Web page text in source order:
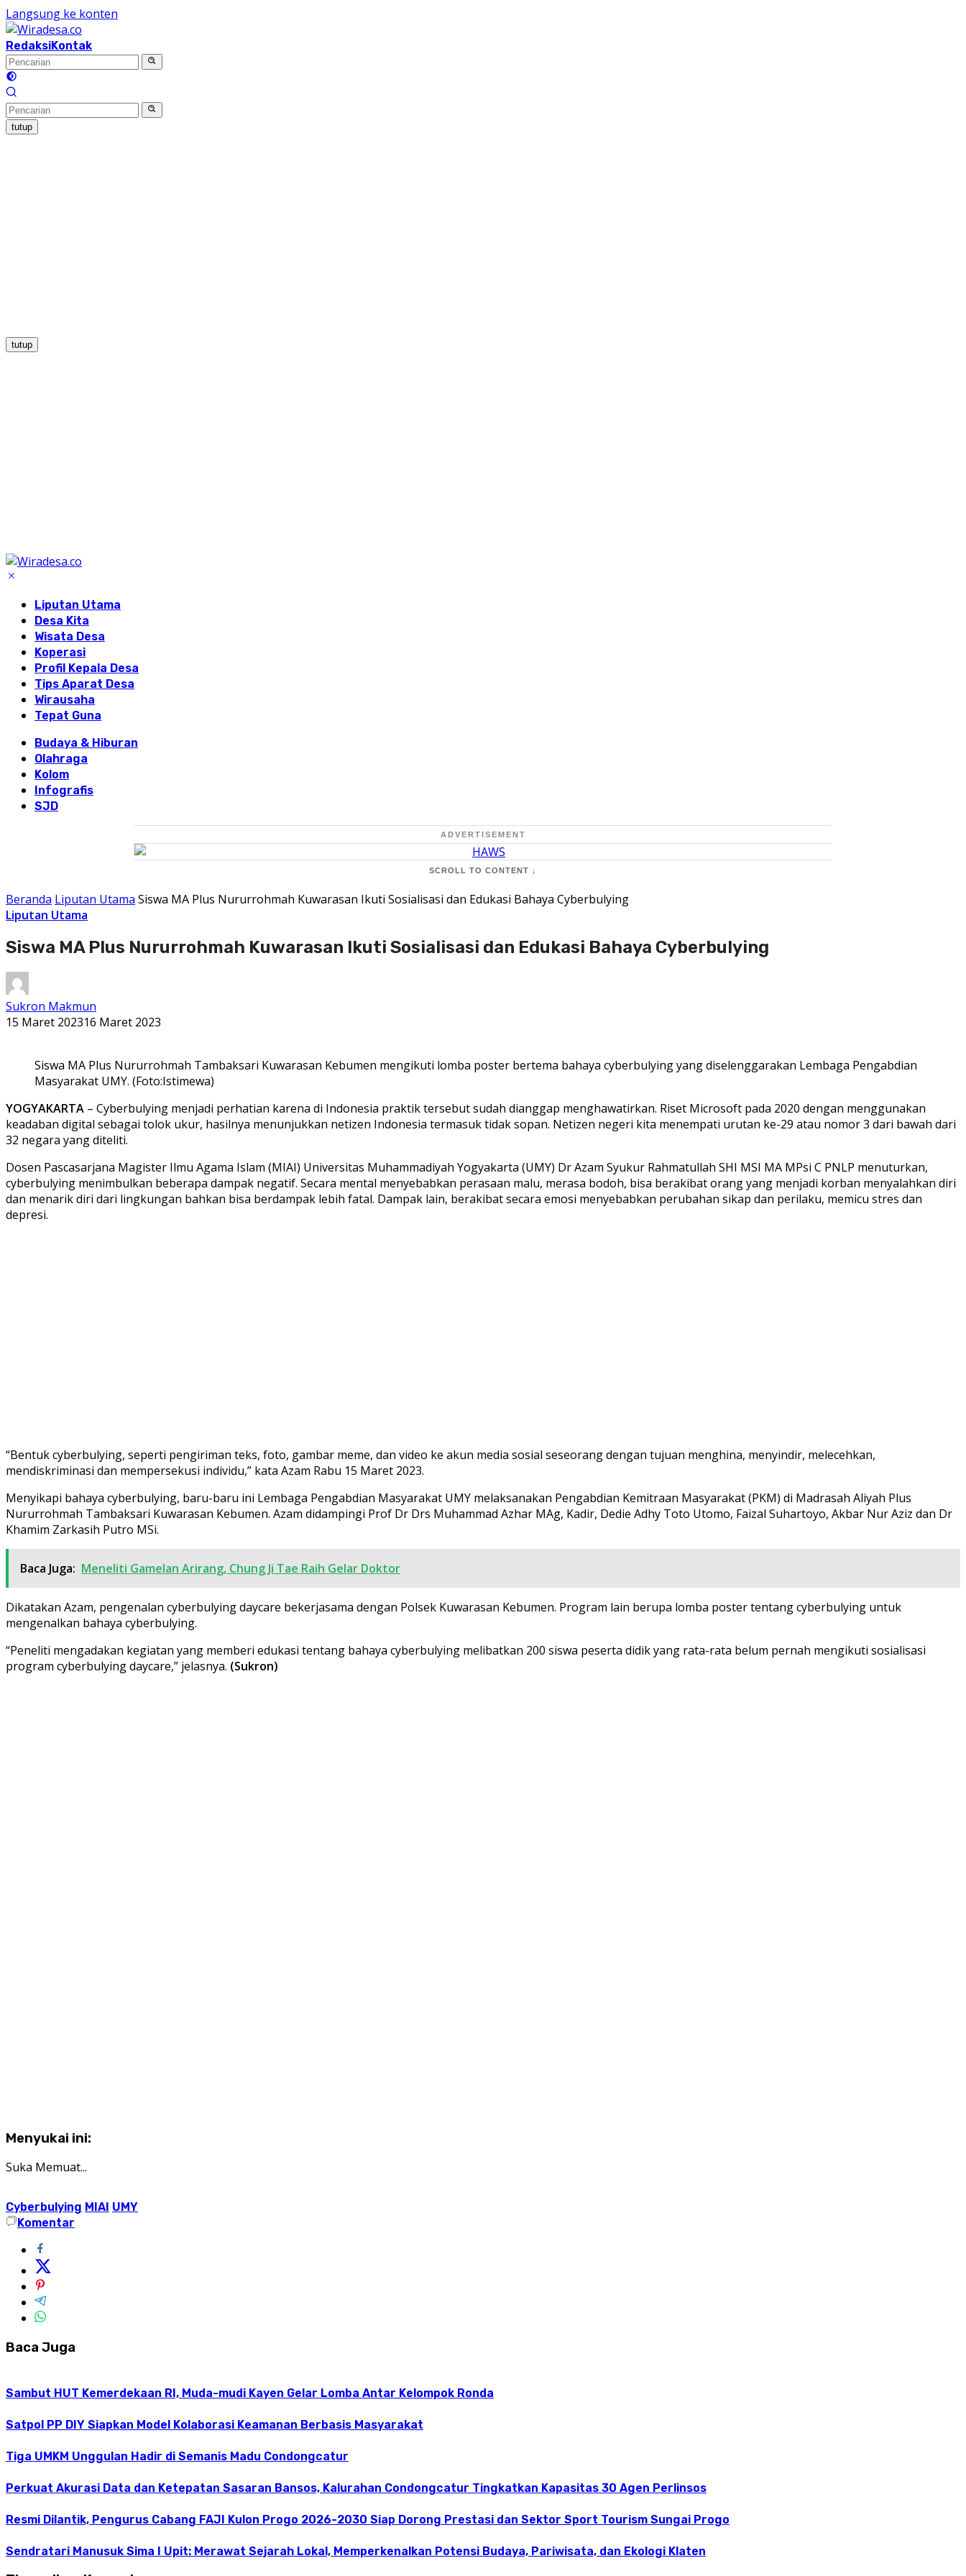
Langsung ke konten
RedaksiKontak
tutup
tutup
Liputan Utama
Desa Kita
Wisata Desa
Koperasi
Profil Kepala Desa
Tips Aparat Desa
Wirausaha
Tepat Guna
Budaya & Hiburan
Olahraga
Kolom
Infografis
SJD
ADVERTISEMENT
SCROLL TO CONTENT ↓
Beranda Liputan Utama Siswa MA Plus Nururrohmah Kuwarasan Ikuti Sosialisasi dan Edukasi Bahaya Cyberbulying
Liputan Utama
Siswa MA Plus Nururrohmah Kuwarasan Ikuti Sosialisasi dan Edukasi Bahaya Cyberbulying
Sukron Makmun
15 Maret 202316 Maret 2023
Siswa MA Plus Nururrohmah Tambaksari Kuwarasan Kebumen mengikuti lomba poster bertema bahaya cyberbulying yang diselenggarakan Lembaga Pengabdian
Masyarakat UMY. (Foto:Istimewa)
YOGYAKARTA – Cyberbulying menjadi perhatian karena di Indonesia praktik tersebut sudah dianggap menghawatirkan. Riset Microsoft pada 2020 dengan menggunakan
keadaban digital sebagai tolok ukur, hasilnya menunjukkan netizen Indonesia termasuk tidak sopan. Netizen negeri kita menempati urutan ke-29 atau nomor 3 dari bawah dari
32 negara yang diteliti.
Dosen Pascasarjana Magister Ilmu Agama Islam (MIAI) Universitas Muhammadiyah Yogyakarta (UMY) Dr Azam Syukur Rahmatullah SHI MSI MA MPsi C PNLP menuturkan,
cyberbulying menimbulkan beberapa dampak negatif. Secara mental menyebabkan perasaan malu, merasa bodoh, bisa berakibat orang yang menjadi korban menyalahkan diri
dan menarik diri dari lingkungan bahkan bisa berdampak lebih fatal. Dampak lain, berakibat secara emosi menyebabkan perubahan sikap dan perilaku, memicu stres dan
depresi.
“Bentuk cyberbulying, seperti pengiriman teks, foto, gambar meme, dan video ke akun media sosial seseorang dengan tujuan menghina, menyindir, melecehkan,
mendiskriminasi dan mempersekusi individu,” kata Azam Rabu 15 Maret 2023.
Menyikapi bahaya cyberbulying, baru-baru ini Lembaga Pengabdian Masyarakat UMY melaksanakan Pengabdian Kemitraan Masyarakat (PKM) di Madrasah Aliyah Plus
Nururrohmah Tambaksari Kuwarasan Kebumen. Azam didampingi Prof Dr Drs Muhammad Azhar MAg, Kadir, Dedie Adhy Toto Utomo, Faizal Suhartoyo, Akbar Nur Aziz dan Dr
Khamim Zarkasih Putro MSi.
Baca Juga: Meneliti Gamelan Arirang, Chung Ji Tae Raih Gelar Doktor
Dikatakan Azam, pengenalan cyberbulying daycare bekerjasama dengan Polsek Kuwarasan Kebumen. Program lain berupa lomba poster tentang cyberbulying untuk
mengenalkan bahaya cyberbulying.
“Peneliti mengadakan kegiatan yang memberi edukasi tentang bahaya cyberbulying melibatkan 200 siswa peserta didik yang rata-rata belum pernah mengikuti sosialisasi
program cyberbulying daycare,” jelasnya. (Sukron)
Menyukai ini:
Suka Memuat...
Cyberbulying MIAI UMY
Komentar
Baca Juga
Sambut HUT Kemerdekaan RI, Muda-mudi Kayen Gelar Lomba Antar Kelompok Ronda
Satpol PP DIY Siapkan Model Kolaborasi Keamanan Berbasis Masyarakat
Tiga UMKM Unggulan Hadir di Semanis Madu Condongcatur
Perkuat Akurasi Data dan Ketepatan Sasaran Bansos, Kalurahan Condongcatur Tingkatkan Kapasitas 30 Agen Perlinsos
Resmi Dilantik, Pengurus Cabang FAJI Kulon Progo 2026-2030 Siap Dorong Prestasi dan Sektor Sport Tourism Sungai Progo
Sendratari Manusuk Sima I Upit: Merawat Sejarah Lokal, Memperkenalkan Potensi Budaya, Pariwisata, dan Ekologi Klaten